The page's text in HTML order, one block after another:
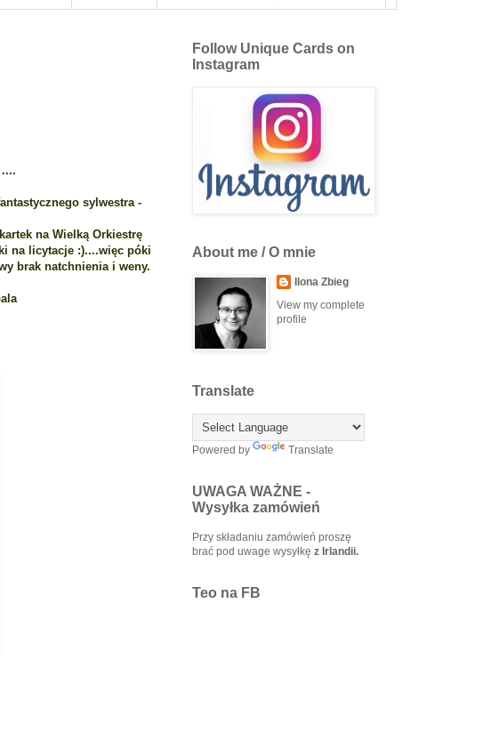
sylwestra -
na Wielką Orkiestrę
na licytacje :)....więc póki
brak natchnienia i weny.
Follow Unique Cards on
Instagram
About me / O mnie
Ilona Zbieg
View my complete
profile
Translate
Powered by Translate
UWAGA WAŻNE -
Wysyłka zamówień
Przy składaniu zamówień proszę
brać pod uwage wysyłkę z Irlandii.
Teo na FB